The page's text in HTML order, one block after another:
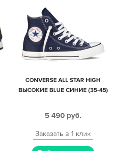
CONVERSE ALL STAR HIGH
ВЫСОКИЕ BLUE СИНИЕ (35-45)
5 490 руб.
Заказать в 1 клик